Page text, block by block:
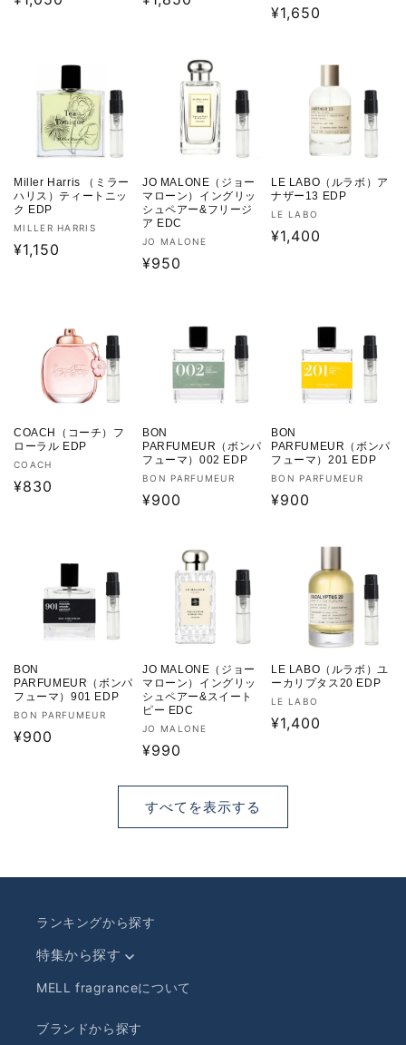
売
通
¥1,650
Miller Harris （ミラー
ハリス）ティートニッ
ク EDP
販
売
MILLER HARRIS
通
¥1,150
JO MALONE（ジョー
マローン）イングリッ
シュペアー&フリージ
ア EDC
販
売
JO MALONE
通
¥950
LE LABO（ルラボ）ア
ナザー13 EDP
販
売
LE LABO
通
¥1,400
COACH（コーチ）フ
ローラル EDP
販
売
COACH
通
¥830
BON
PARFUMEUR（ボンパ
フューマ）002 EDP
販
売
BON PARFUMEUR
通
¥900
BON
PARFUMEUR（ボンパ
フューマ）201 EDP
販
売
BON PARFUMEUR
通
¥900
BON
PARFUMEUR（ボンパ
フューマ）901 EDP
販
売
BON PARFUMEUR
通
¥900
JO MALONE（ジョー
マローン）イングリッ
シュペアー&スイート
ピー EDC
販
売
JO MALONE
通
格
¥990
LE LABO（ルラボ）ユ
ーカリプタス20 EDP
販
売
LE LABO
通
格
¥1,400
すべてを表示する
ランキングから探す
特集から探す
MELL fragranceについて
ブランドから探す